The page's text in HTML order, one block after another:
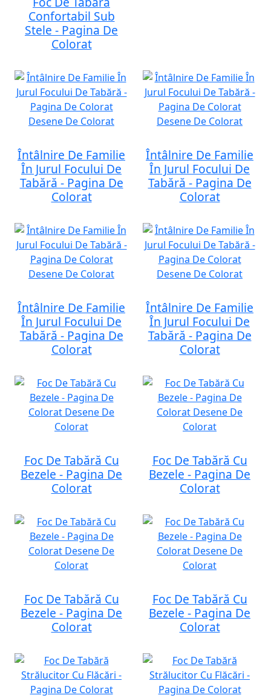
Confortabil Sub
Stele - Pagina De
Colorat
Întâlnire De Familie
În Jurul Focului De
Tabără - Pagina De
Colorat
Întâlnire De Familie
În Jurul Focului De
Tabără - Pagina De
Colorat
Întâlnire De Familie
În Jurul Focului De
Tabără - Pagina De
Colorat
Întâlnire De Familie
În Jurul Focului De
Tabără - Pagina De
Colorat
Foc De Tabără Cu
Bezele - Pagina De
Colorat
Foc De Tabără Cu
Bezele - Pagina De
Colorat
Foc De Tabără Cu
Bezele - Pagina De
Colorat
Foc De Tabără Cu
Bezele - Pagina De
Colorat